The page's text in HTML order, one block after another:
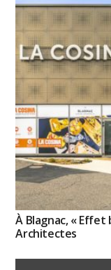
À Blagnac, « Effet
Architectes